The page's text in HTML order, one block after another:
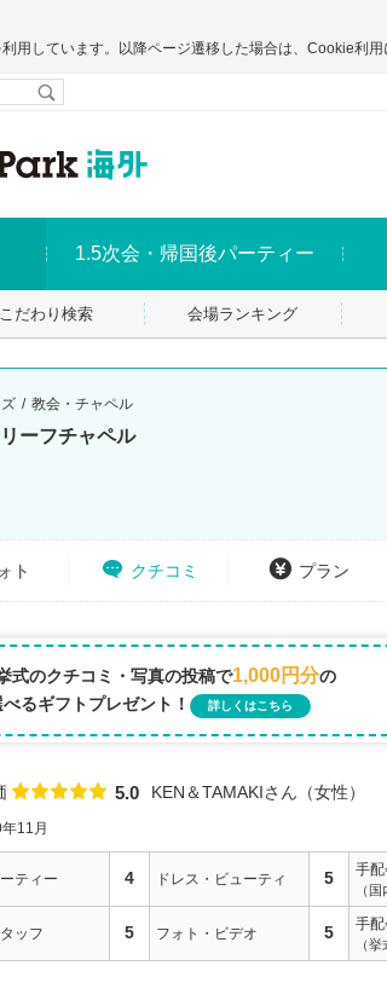
用しています。以降ページ遷移した場合は、Cookie利用
1.5次会・帰国後パーティー
こだわり検索 会場ランキング
教会・チャペル
ーフチャペル
ト クチコミ プラン
式のクチコミ・写真の投稿で1,000円分の
べるギフトプレゼント！
詳しくはこちら
点数
5.0 KEN＆TAMAKIさん 女性
11月
ティー 4 ドレス・ビューティ 5 手配
（
ッフ 5 フォト・ビデオ 5 手配
（